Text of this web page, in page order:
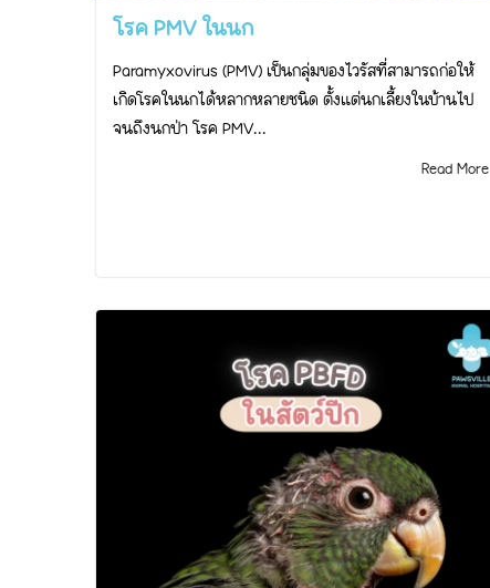
โรค PMV ในนก
Paramyxovirus (PMV) เป็นกลุ่มของไวรัสที่สามารถก่อให้
เกิดโรคในนกได้หลากหลายชนิด ตั้งแต่นกเลี้ยงในบ้านไป
จนถึงนกป่า โรค PMV...
Read More